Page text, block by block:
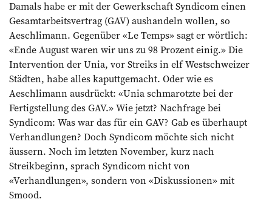
Damals habe er mit der Gewerkschaft Syndicom einen
Gesamtarbeitsvertrag (GAV) aushandeln wollen, so
Aeschlimann. Gegenüber «Le Temps» sagt er wörtlich:
«Ende August waren wir uns zu 98 Prozent einig.» Die
Intervention der Unia, vor Streiks in elf Westschweizer
Städten, habe alles kaputtgemacht. Oder wie es
Aeschlimann ausdrückt: «Unia schmarotzte bei der
Fertigstellung des GAV.» Wie jetzt? Nachfrage bei
Syndicom: Was war das für ein GAV? Gab es überhaupt
Verhandlungen? Doch Syndicom möchte sich nicht
äussern. Noch im letzten November, kurz nach
Streikbeginn, sprach Syndicom nicht von
«Verhandlungen», sondern von «Diskussionen» mit
Smood.